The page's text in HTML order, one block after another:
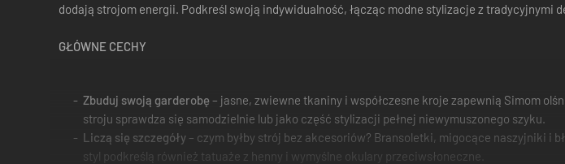
dodają strojom energii. Podkreśl swoją indywidualność, łącząc modne stylizacje z tradycyjnymi
GŁÓWNE CECHY
Zbuduj swoją garderobę – jasne, zwiewne tkaniny i współczesne kroje zapewnią Simom
stroju sprawdza się samodzielnie lub jako część stylizacji pełnej niewymuszonego szyku.
Liczą się szczegóły – czym byłby strój bez akcesoriów? Bransoletki, migocące naszyjniki i
styl podkreślą również tatuaże z henny i wymyślne okulary przeciwsłoneczne.